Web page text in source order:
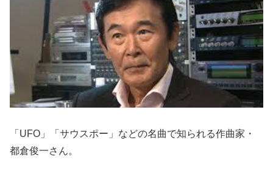
「UFO」「サウスポー」などの名曲で知られる作曲家・
都倉俊一さん。